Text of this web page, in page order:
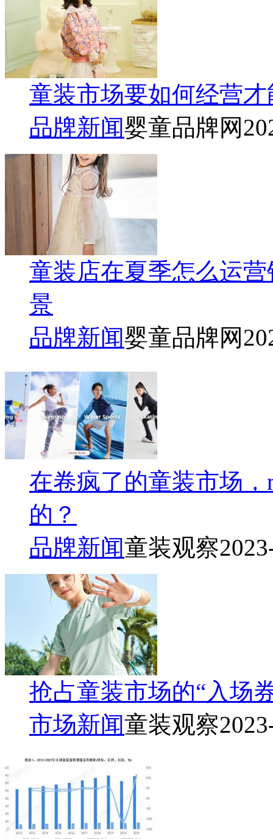
童装市场要如何经营
品牌新闻婴童品牌网
童装店在夏季怎么运
景
品牌新闻婴童品牌网
在卷疯了的童装市场，
的？
品牌新闻童装观察
抢占童装市场的“入场
市场新闻童装观察